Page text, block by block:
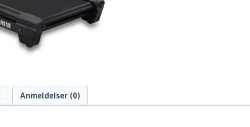
Anmeldelser (0)